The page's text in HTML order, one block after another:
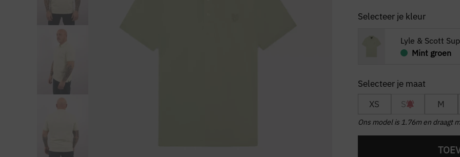
Selecteer je kleur
Lyle & Scott
Mint groen
XS S M
Ons model is 1.76m en draagt